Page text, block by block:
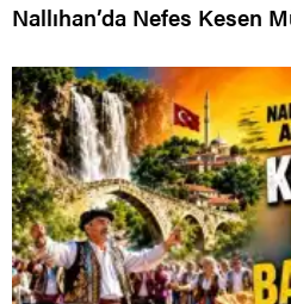
Nallıhan’da Nefes Kesen